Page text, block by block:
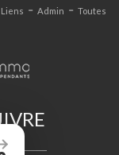
Liens - Admin - Toutes